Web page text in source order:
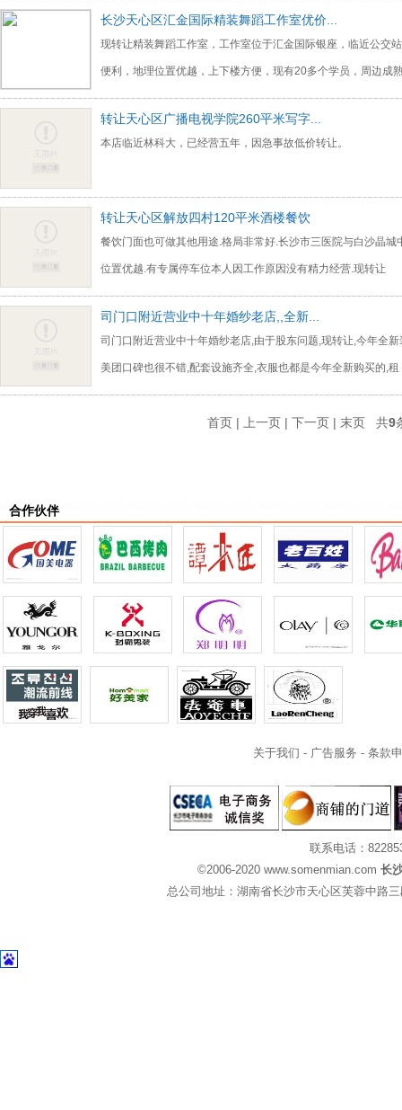
长沙天心区汇金国际精装舞蹈工作室优价...
现转让精装舞蹈工作室，工作室位于汇金国际银座，临近公交
便利，地理位置优越，上下楼方便，现有20多个学员，周边成
转让天心区广播电视学院260平米写字...
本店临近林科大，已经营五年，因急事故低价转让。
转让天心区解放四村120平米酒楼餐饮
餐饮门面也可做其他用途.格局非常好.长沙市三医院与白沙晶城
位置优越.有专属停车位本人因工作原因没有精力经营.现转让
司门口附近营业中十年婚纱老店,,全新...
司门口附近营业中十年婚纱老店,由于股东问题,现转让,今年全
美团口碑也很不错,配套设施齐全,衣服也都是今年全新购买的,租
首页 | 上一页 | 下一页 | 末页 共9
合作伙伴
关于我们 - 广告服务 - 条款
联系电话：
©2006-2020 www.somenmian.com 长
总公司地址：湖南省长沙市天心区芙蓉中路